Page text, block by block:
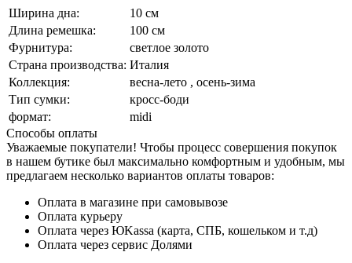
Ширина дна:
10 см
Длина ремешка:
100 см
Фурнитура:
светлое золото
Страна производства: Италия
Коллекция:
весна-лето , осень-зима
Тип сумки:
кросс-боди
формат:
midi
Способы оплаты
Уважаемые покупатели! Чтобы процесс совершения покупок
в нашем бутике был максимально комфортным и удобным, мы
предлагаем несколько вариантов оплаты товаров:
Оплата в магазине при самовывозе
Оплата курьеру
Оплата через ЮKassa (карта, СПБ, кошельком и т.д)
Оплата через сервис Долями